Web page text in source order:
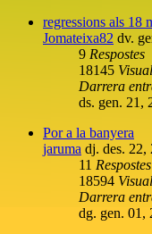
regressions als 18
Jomateixa82 dv.
9 Respostes
18145
Darrera
ds. gen. 21,
Por a la banyera
jaruma dj. des. 22,
11 Respostes
18594
Darrera
dg. gen. 01,